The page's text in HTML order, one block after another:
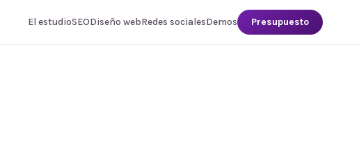
El estudioSEODiseño webRedes socialesDemos Presupuesto